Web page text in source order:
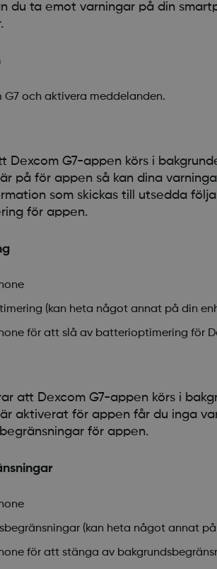
du ta emot varningar på din
och aktivera meddelanden.
Dexcom G7-appen körs i
på för appen så kan dina
som skickas till utsedda
för appen.
(kan heta något annat på din
för att slå av batterioptimering för
att Dexcom G7-appen körs i
aktiverat för appen får du inga
för appen.
(kan heta något annat
för att stänga av